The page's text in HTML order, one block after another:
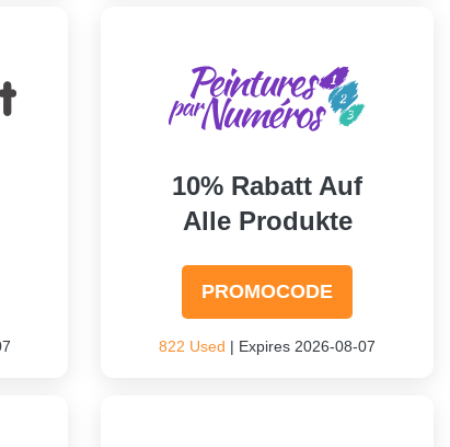
10% Rabatt Auf
Alle Produkte
PROMOCODE
822 Used | Expires 2026-08-07